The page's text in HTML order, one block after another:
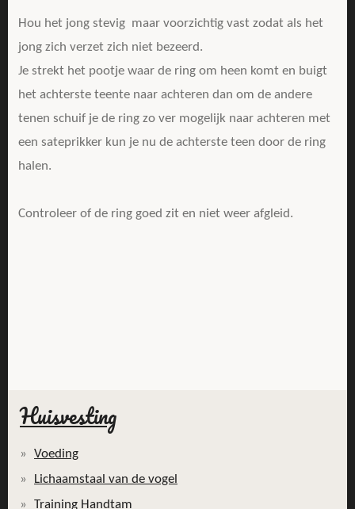
Hou het jong stevig maar voorzichtig vast zodat als het
jong zich verzet zich niet bezeerd.
Je strekt het pootje waar de ring om heen komt en buigt
het achterste teente naar achteren dan om de andere
tenen schuif je de ring zo ver mogelijk naar achteren met
een sateprikker kun je nu de achterste teen door de ring
halen.
Controleer of de ring goed zit en niet weer afgleid.
Huisvesting
Voeding
Lichaamstaal van de vogel
Training Handtam